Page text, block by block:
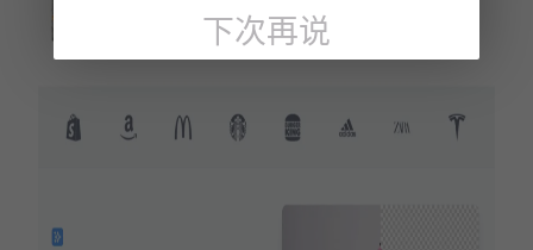
下次再说